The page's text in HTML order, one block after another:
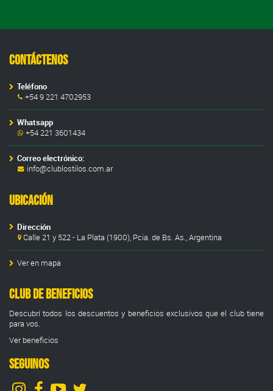
Contáctenos
Teléfono
+54 9 221 4702953
Whatsapp
+54 221 3601434
Correo electrónico:
info@clublostilos.com.ar
Ubicación
Dirección
Calle 21 y 522 - La Plata (1900), Pcia. de Bs. As., Argentina
Ver en mapa
Club de Beneficios
Descubrí todos los descuentos y beneficios exclusivos que el club tiene
para vos.
Ver beneficios
SEGUINOS